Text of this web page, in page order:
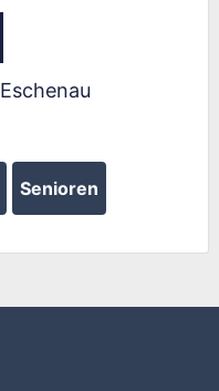
Eschenau
Senioren